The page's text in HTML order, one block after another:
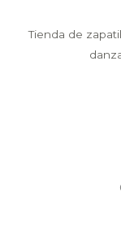
Tienda de